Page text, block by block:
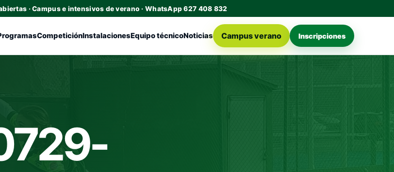
· Campus e intensivos de verano · WhatsApp 627 408 832
CompeticiónInstalacionesEquipo técnicoNoticias Campus verano Inscripciones